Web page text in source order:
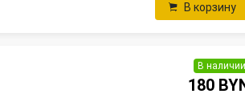
В корзину
В наличии
180